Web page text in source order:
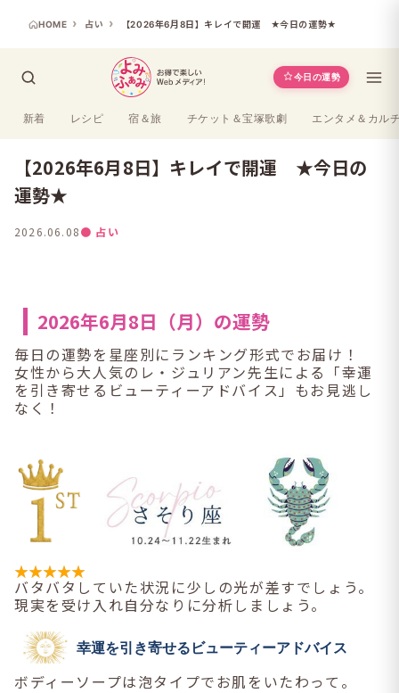
HOME 占い 【2026年6月8日】キレイで開運 ★今日の運勢★
今日の運勢
新着 レシピ 宿＆旅 チケット＆宝塚歌劇 エンタメ＆カル
【2026年6月8日】キレイで開運 ★今日の
運勢★
2026.06.08● 占い
2026年6月8日（月）の運勢
毎日の運勢を星座別にランキング形式でお届け！
女性から大人気のレ・ジュリアン先生による「幸運
を引き寄せるビューティーアドバイス」もお見逃し
なく！
バタバタしていた状況に少しの光が差すでしょう。
現実を受け入れ自分なりに分析しましょう。
幸運を引き寄せるビューティーアドバイス
ボディーソープは泡タイプでお肌をいたわって。